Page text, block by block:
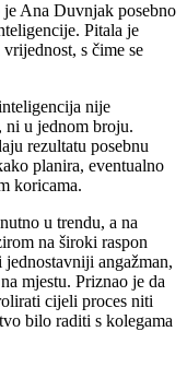
Ana Duvnjak posebno
Pitala je
s čime se
nije
ni u jednom broju.
rezultatu posebnu
planira, eventualno
koricama.
u trendu, a na
na široki raspon
angažman,
mjestu. Priznao je da
cijeli proces niti
bilo raditi s kolegama